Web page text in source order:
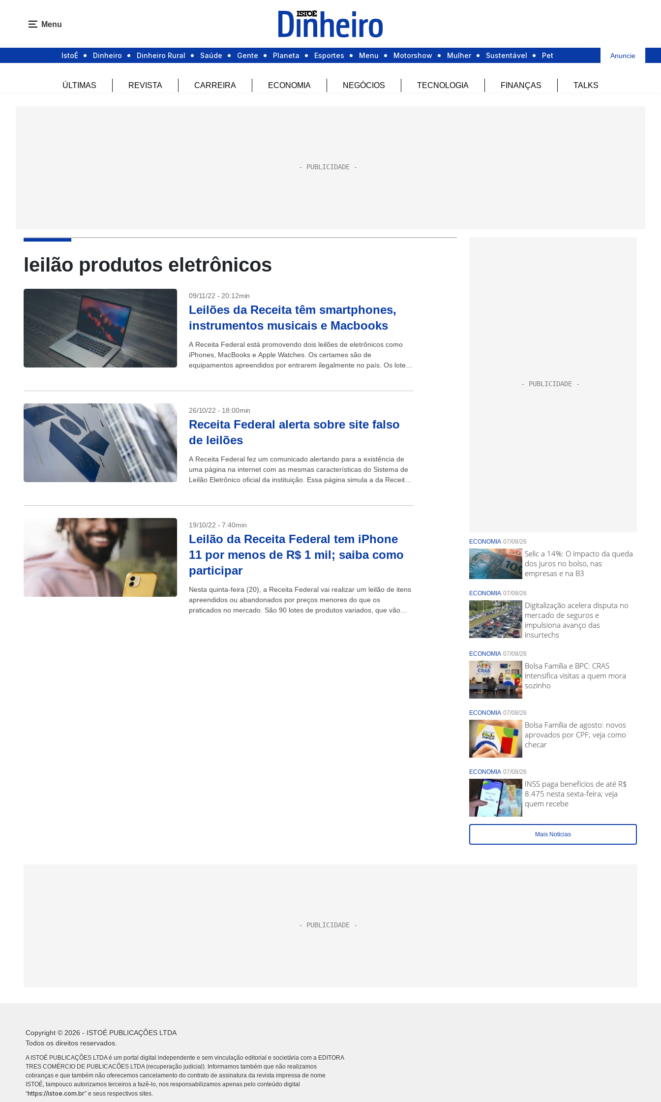
Menu
IstoÉ Dinheiro Dinheiro Rural Saúde Gente Planeta Esportes Menu Motorshow Mulher Sustentável Pet Anuncie
ÚLTIMAS REVISTA CARREIRA ECONOMIA NEGÓCIOS TECNOLOGIA FINANÇAS TALKS
leilão produtos eletrônicos
09/11/22 - 20:12min
Leilões da Receita têm smartphones,
instrumentos musicais e Macbooks
A Receita Federal está promovendo dois leilões de eletrônicos como
iPhones, MacBooks e Apple Watches. Os certames são de
equipamentos apreendidos por entrarem ilegalmente no país. Os lotes
26/10/22 - 18:00min
Receita Federal alerta sobre site falso
de leilões
A Receita Federal fez um comunicado alertando para a existência de
uma página na internet com as mesmas características do Sistema de
Leilão Eletrônico oficial da instituição. Essa página simula a da Receita,
19/10/22 - 7:40min
Leilão da Receita Federal tem iPhone
11 por menos de R$ 1 mil; saiba como
participar
Nesta quinta-feira (20), a Receita Federal vai realizar um leilão de itens
apreendidos ou abandonados por preços menores do que os
praticados no mercado. São 90 lotes de produtos variados, que vão
ECONOMIA 07/08/26
Selic a 14%: O impacto da queda
dos juros no bolso, nas
empresas e na B3
ECONOMIA 07/08/26
Digitalização acelera disputa no
mercado de seguros e
impulsiona avanço das
insurtechs
ECONOMIA 07/08/26
Bolsa Família e BPC: CRAS
intensifica visitas a quem mora
sozinho
ECONOMIA 07/08/26
Bolsa Família de agosto: novos
aprovados por CPF; veja como
checar
ECONOMIA 07/08/26
INSS paga benefícios de até R$
8.475 nesta sexta-feira; veja
quem recebe
Mais Noticias
Copyright © 2026 - ISTOÉ PUBLICAÇÕES LTDA
Todos os direitos reservados.
A ISTOÉ PUBLICAÇÕES LTDA é um portal digital independente e sem vinculação editorial e societária com a EDITORA
TRES COMÉRCIO DE PUBLICACÕES LTDA (recuperação judicial). Informamos também que não realizamos
cobranças e que também não oferecemos cancelamento do contrato de assinatura da revista impressa de nome
ISTOÉ, tampouco autorizamos terceiros a fazê-lo, nos responsabilizamos apenas pelo conteúdo digital
“https://istoe.com.br” e seus respectivos sites.